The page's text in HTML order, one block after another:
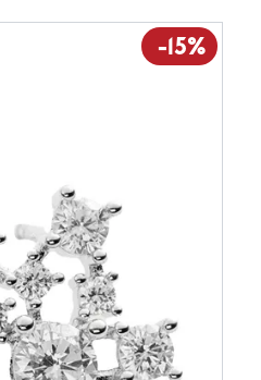
-15%